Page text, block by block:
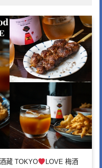
藏 TOKYO
LOVE 梅酒